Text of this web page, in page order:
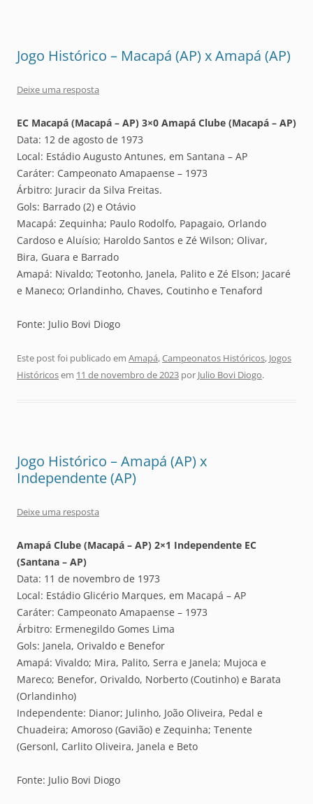
Jogo Histórico – Macapá (AP) x Amapá (AP)
Deixe uma resposta
EC Macapá (Macapá – AP) 3×0 Amapá Clube (Macapá – AP)
Data: 12 de agosto de 1973
Local: Estádio Augusto Antunes, em Santana – AP
Caráter: Campeonato Amapaense – 1973
Árbitro: Juracir da Silva Freitas.
Gols: Barrado (2) e Otávio
Macapá: Zequinha; Paulo Rodolfo, Papagaio, Orlando
Cardoso e Aluísio; Haroldo Santos e Zé Wilson; Olivar,
Bira, Guara e Barrado
Amapá: Nivaldo; Teotonho, Janela, Palito e Zé Elson; Jacaré
e Maneco; Orlandinho, Chaves, Coutinho e Tenaford
Fonte: Julio Bovi Diogo
Este post foi publicado em Amapá,Campeonatos Históricos, Jogos
Históricosem 11 de novembro de 2023 por Julio Bovi Diogo.
Jogo Histórico – Amapá (AP) x
Independente (AP)
Deixe uma resposta
Amapá Clube (Macapá – AP) 2×1 Independente EC
(Santana – AP)
Data: 11 de novembro de 1973
Local: Estádio Glicério Marques, em Macapá – AP
Caráter: Campeonato Amapaense – 1973
Árbitro: Ermenegildo Gomes Lima
Gols: Janela, Orivaldo e Benefor
Amapá: Vivaldo; Mira, Palito, Serra e Janela; Mujoca e
Mareco; Benefor, Orivaldo, Norberto (Coutinho) e Barata
(Orlandinho)
Independente: Dianor; Julinho, João Oliveira, Pedal e
Chuadeira; Amoroso (Gavião) e Zequinha; Tenente
(Gersonl, Carlito Oliveira, Janela e Beto
Fonte: Julio Bovi Diogo